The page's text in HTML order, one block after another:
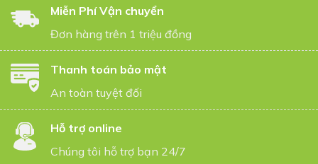
Miễn Phí Vận chuyển
Đơn hàng trên 1 triệu đồng
Thanh toán bảo mật
An toàn tuyệt đối
Hỗ trợ online
Chúng tôi hỗ trợ bạn 24/7